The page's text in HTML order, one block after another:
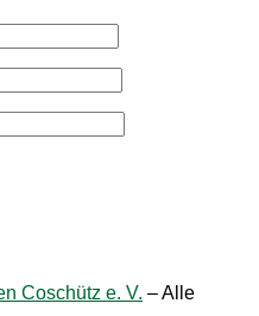
Coschütz e. V. –Alle